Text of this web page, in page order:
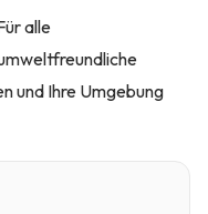
alle
und Ihre Umgebung